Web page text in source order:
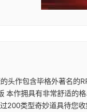
作包含毕格外著名的
作拥具有非常舒适的
200类型奇妙道具待您